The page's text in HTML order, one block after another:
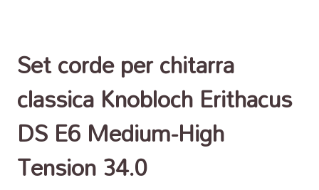
Set corde per chitarra
classica Knobloch Erithacus
DS E6 Medium-High
Tension 34.0